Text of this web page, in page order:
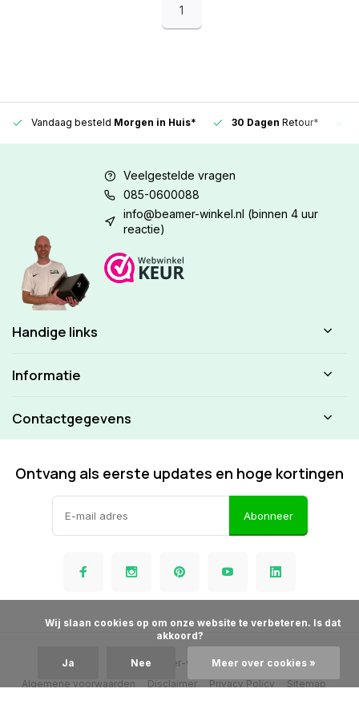
1
Vandaag besteld Morgen in Huis* 30 Dagen Retour*
Veelgestelde vragen
085-0600088
info@beamer-winkel.nl (binnen 4 uur
reactie)
Handige links
Informatie
Contactgegevens
Ontvang als eerste updates en hoge kortingen
Abonneer
Algemene voorwaarden Disclaimer Privacy Policy Sitemap
© Beamer-winkel.nl
akkoord?
Ja Nee Meer over cookies »